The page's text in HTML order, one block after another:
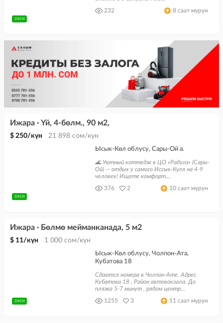
ЭЭСИ
232
8 саат мурун
Ижара · Үй, 4-бөлм., 90 м2,
$ 250/күн 21 898 сом/күн
ЭЭСИ
Ысык-Көл облусу, Сары-Ой а.
🌊 Уютный коттедж в ЦО «Радуга» (Сары-
Ой) — отдых у самого Иссык-Куля на 4-9
человек! Ищете комфорт...
376
2 10 саат мурун
Ижара · Бөлмө мейманканада, 5 м2
$ 11/күн 1 000 сом/күн
ЭЭСИ
Ысык-Көл облусу, Чолпон-Ата,
Кубатова 18
Сдаются номера в Чолпон-Ате. Адрес
Кубатова 18 , Район автовокзала. До
пляжа 5-7 минут , рядом центр...
1255
3 11 саат мурун